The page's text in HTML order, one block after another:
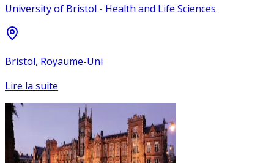
University of Bristol - Health and Life Sciences
Bristol, Royaume-Uni
Lire la suite